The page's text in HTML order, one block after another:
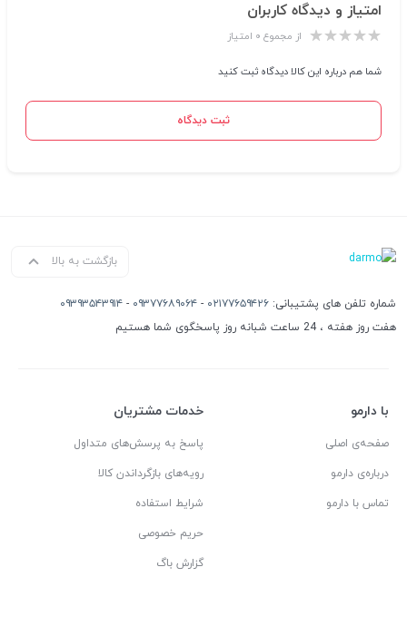
امتیاز و دیدگاه کاربران
از مجموع ۰ امتیاز
شما هم درباره این کالا دیدگاه ثبت کنید
ثبت دیدگاه
بازگشت به بالا
شماره تلفن های پشتیبانی: ۰۲۱۷۷۶۵۹۴۲۶ - ۰۹۳۷۷۶۸۹۰۶۴ - ۰۹۳۹۳۵۴۳۹۱۴
هفت روز هفته ، 24 ساعت شبانه روز پاسخگوی شما هستیم
با دارمو
صفحه‌ی اصلی
درباره‌ی دارمو
تماس با دارمو
خدمات مشتریان
پاسخ به پرسش‌های متداول
رویه‌های بازگرداندن کالا
شرایط استفاده
حریم خصوصی
گزارش باگ